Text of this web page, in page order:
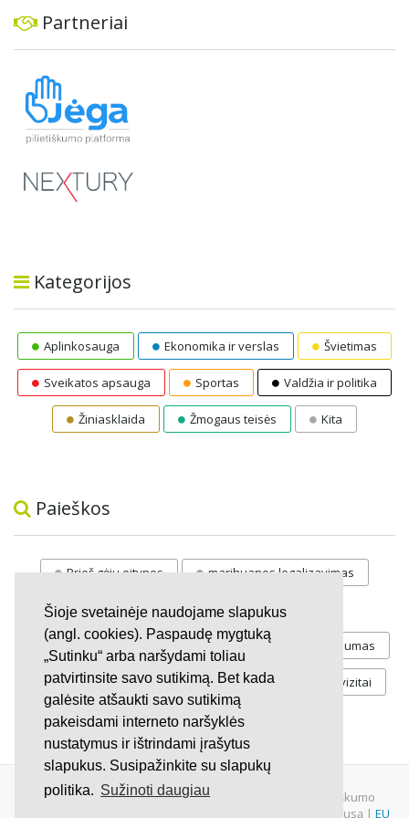
Šioje svetainėje naudojame slapukus
(angl. cookies). Paspaudę mygtuką
„Sutinku“ arba naršydami toliau
patvirtinsite savo sutikimą. Bet kada
galėsite atšaukti savo sutikimą
pakeisdami interneto naršyklės
nustatymus ir ištrindami įrašytus
slapukus. Susipažinkite su slapukų
politika. Sužinoti daugiau
Partneriai
Kategorijos
Aplinkosauga Ekonomika ir verslas Švietimas
Sveikatos apsauga Sportas Valdžia ir politika
Žiniasklaida Žmogaus teisės Kita
Paieškos
Prieš gėju eitynes marihuanos legalizavimas
STOP vaiku atemimas
Pilnos moksleivių vasaros atostogos referendumas
Keliu jaunystės Valandos Rekvizitai
Investicijos
© 2007 - 2026 Ne pelno siekianti organizacija VŠĮ "Pilietiškumo
platformos" į.k. 305719586. Įstaiga turi paramos gavėjo statusą | EU